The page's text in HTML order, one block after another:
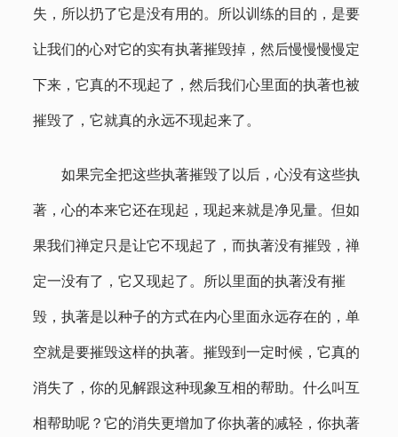
失，所以扔了它是没有用的。所以训练的目的，是要
让我们的心对它的实有执著摧毁掉，然后慢慢慢慢定
下来，它真的不现起了，然后我们心里面的执著也被
摧毁了，它就真的永远不现起来了。
如果完全把这些执著摧毁了以后，心没有这些执
著，心的本来它还在现起，现起来就是净见量。但如
果我们禅定只是让它不现起了，而执著没有摧毁，禅
定一没有了，它又现起了。所以里面的执著没有摧
毁，执著是以种子的方式在内心里面永远存在的，单
空就是要摧毁这样的执著。摧毁到一定时候，它真的
消失了，你的见解跟这种现象互相的帮助。什么叫互
相帮助呢？它的消失更增加了你执著的减轻，你执著